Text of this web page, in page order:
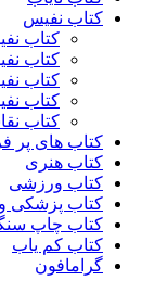
کتاب نفیس
کتاب
کتاب
کتاب
کتاب
کتاب
کتاب های پر
کتاب هنری
کتاب ورزشی
کتاب پزشکی
کتاب چاپ
کتاب کم یاب
گرامافون